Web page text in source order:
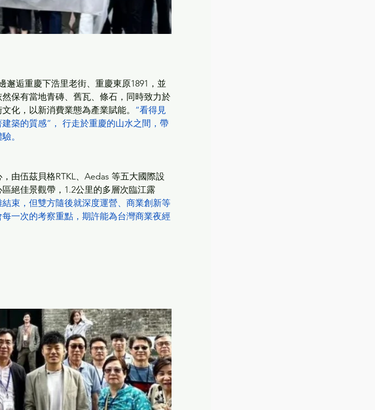
邂逅重慶下浩里老街、重慶東原1891，並
然保有當地青磚、舊瓦、條石，同時致力於
化，以新消費業態為產業賦能。 “看得見
築的質感”， 行走於重慶的山水之間，帶
。
由伍茲貝格RTKL、Aedas 等五大國際設
絕佳景觀帶，1.2公里的多層次臨江露
束，但雙方隨後就深度運營、商業創新等
一次的考察重點，期許能為台灣商業夜經